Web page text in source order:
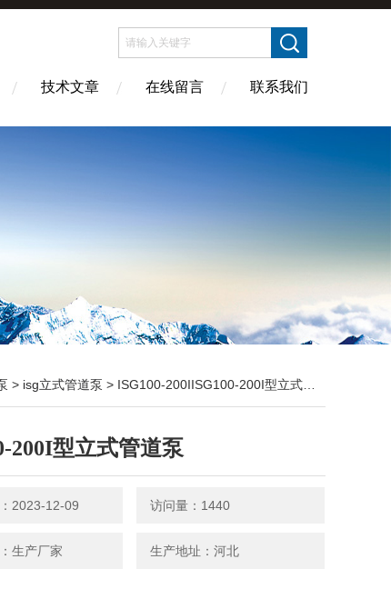
技术文章 在线留言 联系我们
> isg立式管道泵 > ISG100-200IISG100-200I型立式管道泵
200I型立式管道泵
2023-12-09 访问量：1440
生产厂家 生产地址：河北